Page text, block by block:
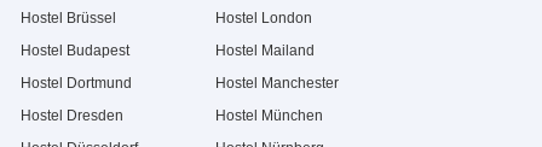
Hostel Brüssel
Hostel Budapest
Hostel Dortmund
Hostel Dresden
Hostel London
Hostel Mailand
Hostel Manchester
Hostel München